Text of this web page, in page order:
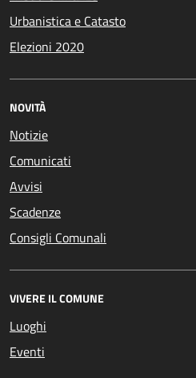
Urbanistica e Catasto
Elezioni 2020
NOVITÀ
Notizie
Comunicati
Avvisi
Scadenze
Consigli Comunali
VIVERE IL COMUNE
Luoghi
Eventi